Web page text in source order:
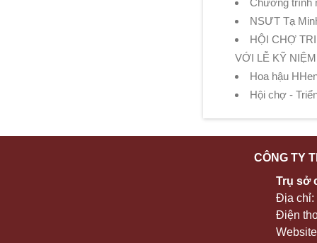
Chương trình
NSƯT Tạ
HỘI CHỢ
VỚI LỄ KỸ
Hoa hậu
Hội chợ -
CÔNG TY
Trụ sở
Địa chỉ:
Điện